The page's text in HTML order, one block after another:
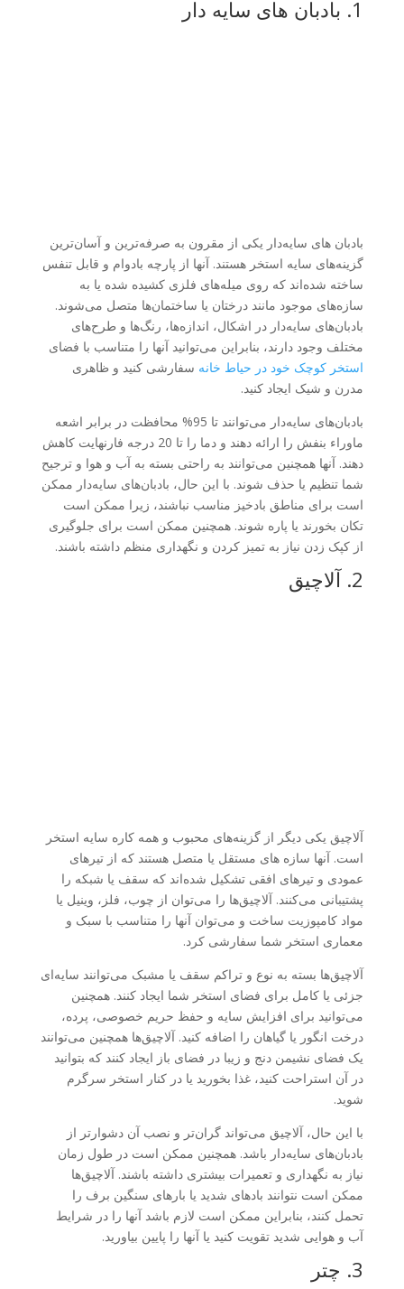
1. بادبان های سایه دار
بادبان های سایه‌دار یکی از مقرون به صرفه‌ترین و آسان‌ترین
گزینه‌های سایه استخر هستند. آنها از پارچه بادوام و قابل تنفس
ساخته شده‌اند که روی میله‌های فلزی کشیده شده یا به
سازه‌های موجود مانند درختان یا ساختمان‌ها متصل می‌شوند.
بادبان‌های سایه‌دار در اشکال، اندازه‌ها، رنگ‌ها و طرح‌های
مختلف وجود دارند، بنابراین می‌توانید آنها را متناسب با فضای
استخر کوچک خود در حیاط خانه سفارشی کنید و ظاهری
مدرن و شیک ایجاد کنید.
بادبان‌های سایه‌دار می‌توانند تا 95% محافظت در برابر اشعه
ماوراء بنفش را ارائه دهند و دما را تا 20 درجه فارنهایت کاهش
دهند. آنها همچنین می‌توانند به راحتی بسته به آب و هوا و ترجیح
شما تنظیم یا حذف شوند. با این حال، بادبان‌های سایه‌دار ممکن
است برای مناطق بادخیز مناسب نباشند، زیرا ممکن است
تکان بخورند یا پاره شوند. همچنین ممکن است برای جلوگیری
از کپک زدن نیاز به تمیز کردن و نگهداری منظم داشته باشند.
2. آلاچیق
آلاچیق یکی دیگر از گزینه‌های محبوب و همه کاره سایه استخر
است. آنها سازه های مستقل یا متصل هستند که از تیرهای
عمودی و تیرهای افقی تشکیل شده‌اند که سقف یا شبکه را
پشتیبانی می‌کنند. آلاچیق‌ها را می‌توان از چوب، فلز، وینیل یا
مواد کامپوزیت ساخت و می‌توان آنها را متناسب با سبک و
معماری استخر شما سفارشی کرد.
آلاچیق‌ها بسته به نوع و تراکم سقف یا مشبک می‌توانند سایه‌ای
جزئی یا کامل برای فضای استخر شما ایجاد کنند. همچنین
می‌توانید برای افزایش سایه و حفظ حریم خصوصی، پرده،
درخت انگور یا گیاهان را اضافه کنید. آلاچیق‌ها همچنین می‌توانند
یک فضای نشیمن دنج و زیبا در فضای باز ایجاد کنند که بتوانید
در آن استراحت کنید، غذا بخورید یا در کنار استخر سرگرم
شوید.
با این حال، آلاچیق می‌تواند گران‌تر و نصب آن دشوارتر از
بادبان‌های سایه‌دار باشد. همچنین ممکن است در طول زمان
نیاز به نگهداری و تعمیرات بیشتری داشته باشند. آلاچیق‌ها
ممکن است نتوانند بادهای شدید یا بارهای سنگین برف را
تحمل کنند، بنابراین ممکن است لازم باشد آنها را در شرایط
آب و هوایی شدید تقویت کنید یا آنها را پایین بیاورید.
3. چتر